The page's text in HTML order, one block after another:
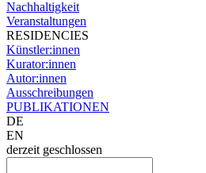
Nachhaltigkeit
Veranstaltungen
RESIDENCIES
Künstler:innen
Kurator:innen
Autor:innen
Ausschreibungen
PUBLIKATIONEN
DE
EN
derzeit geschlossen